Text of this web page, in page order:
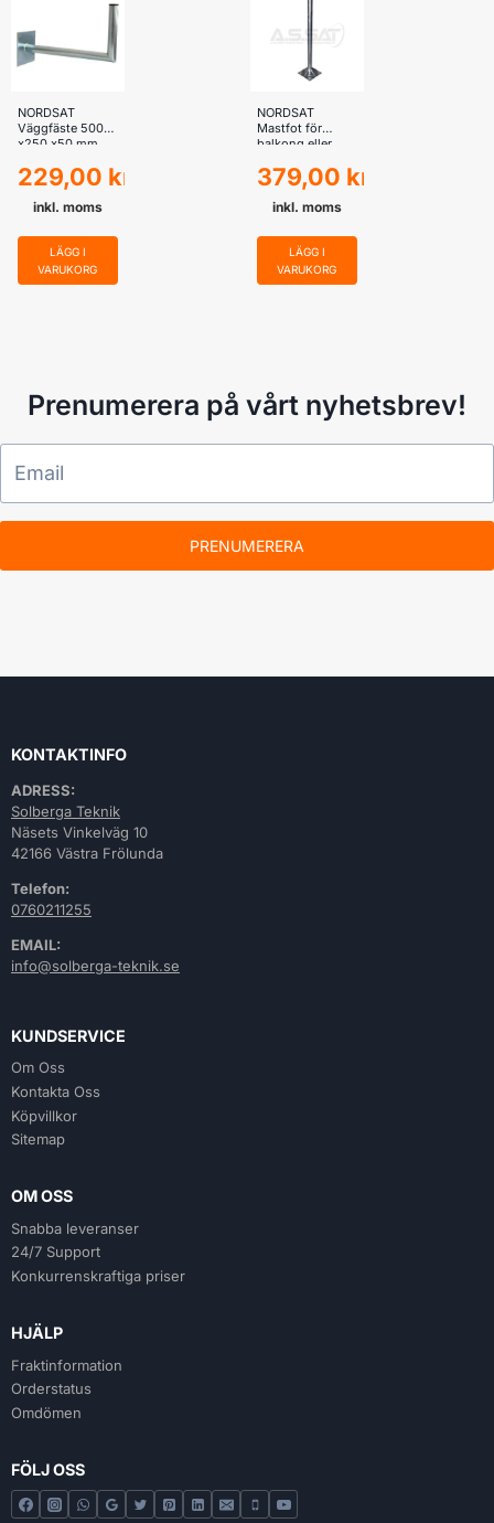
NORDSAT
Väggfäste 500
x250 x50 mm
229,00 kr
inkl. moms
LÄGG I
VARUKORG
NORDSAT
Mastfot för
balkong eller
379,00 kr
inkl. moms
LÄGG I
VARUKORG
Prenumerera på vårt nyhetsbrev!
PRENUMERERA
KONTAKTINFO
ADRESS:
Solberga Teknik
Näsets Vinkelväg 10
42166 Västra Frölunda
Telefon:
0760211255
EMAIL:
info@solberga-teknik.se
KUNDSERVICE
Om Oss
Kontakta Oss
Köpvillkor
Sitemap
OM OSS
Snabba leveranser
24/7 Support
Konkurrenskraftiga priser
HJÄLP
Fraktinformation
Orderstatus
Omdömen
FÖLJ OSS